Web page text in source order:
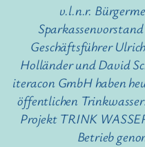
v.l.n.r.
Geschäftsführer
Holländer und David
iteracon GmbH haben
öffentlichen
Projekt TRINK
Betrieb